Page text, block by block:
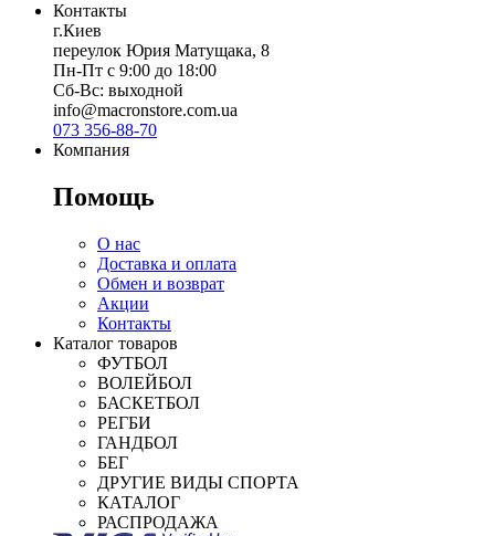
Контакты
г.Киев
переулок Юрия Матущака, 8
Пн-Пт с 9:00 до 18:00
Сб-Вс: выходной
info@macronstore.com.ua
073 356-88-70
Компания
Помощь
О нас
Доставка и оплата
Обмен и возврат
Акции
Контакты
Каталог товаров
ФУТБОЛ
ВОЛЕЙБОЛ
БАСКЕТБОЛ
РЕГБИ
ГАНДБОЛ
БЕГ
ДРУГИЕ ВИДЫ СПОРТА
КАТАЛОГ
РАСПРОДАЖА